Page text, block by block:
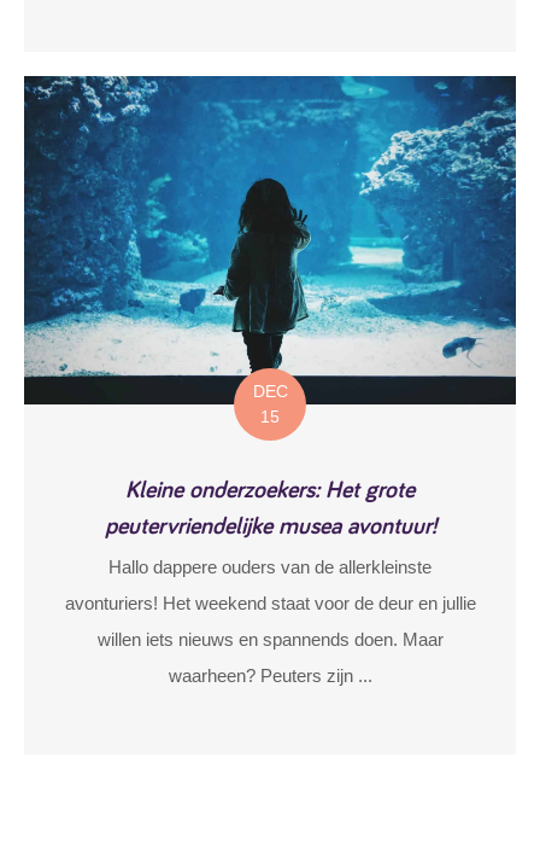
DEC
15
Kleine onderzoekers: Het grote
peutervriendelijke musea avontuur!
Hallo dappere ouders van de allerkleinste
avonturiers! Het weekend staat voor de deur en jullie
willen iets nieuws en spannends doen. Maar
waarheen? Peuters zijn ...